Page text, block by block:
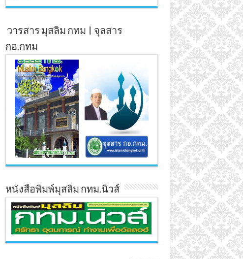
วารสาร มุสลิม กทม | จุลสาร
กอ.กทม
หนังสือพิมพ์มุสลิม กทม.นิวส์